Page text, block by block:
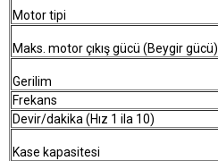
Motor tipi
Maks. motor çıkış gücü (Beygir gücü)
Gerilim
Frekans
Devir/dakika (Hız 1 ila 10)
Kase kapasitesi